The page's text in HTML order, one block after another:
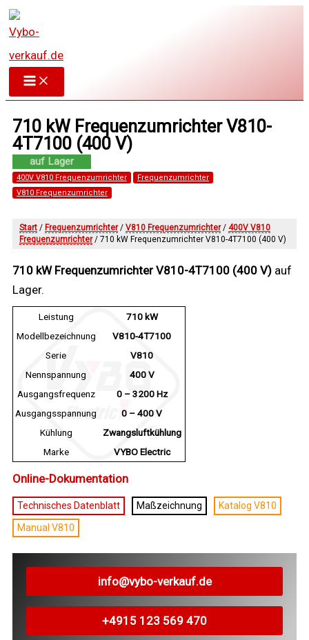
Zum
Inhalt
springen
710 kW Frequenzumrichter V810-
4T7100 (400 V)
400V V810 Frequenzumrichter
Frequenzumrichter
V810 Frequenzumrichter
Start / Frequenzumrichter/ V810 Frequenzumrichter/ 400V V810
Frequenzumrichter/ 710 kW Frequenzumrichter V810-4T7100 (400 V)
710 kW Frequenzumrichter V810-4T7100 (400 V) auf
Lager.
Leistung
710 kW
Modellbezeichnung
V810-4T7100
Serie
V810
Nennspannung
400 V
Ausgangsfrequenz
0 – 3200 Hz
Ausgangsspannung
0 – 400 V
Kühlung
Zwangsluftkühlung
Marke
VYBO Electric
Online-Dokumentation
Technisches Datenblatt Maßzeichnung
Katalog V810
Manual V810
info@vybo-verkauf.de
+4915 123 569 470